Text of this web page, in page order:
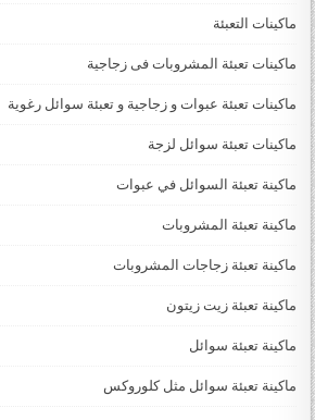
ماكينات التعبئة
ماكينات تعبئة المشروبات فى زجاجية
ماكينات تعبئة عبوات و زجاجية و تعبئة سوائل رغوية
ماكينات تعبئة سوائل لزجة
‏‏‏ماكينة تعبئة السوائل في عبوات
ماكينة تعبئة المشروبات
ماكينة تعبئة زجاجات المشروبات
ماكينة تعبئة زيت زيتون
ماكينة تعبئة سوائل
ماكينة تعبئة سوائل مثل كلوروكس